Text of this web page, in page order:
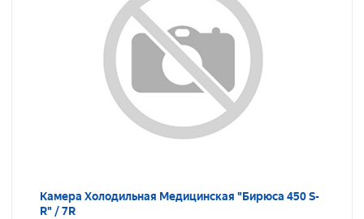
Камера Холодильная Медицинская "Бирюса 450 S-
R" / 7R